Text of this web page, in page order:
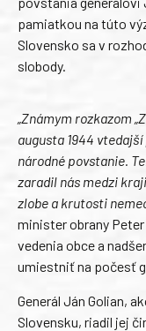
pamiatkou na túto
Slovensko sa v
slobody.
„Známym rozkazom
augusta 1944
národné povstanie.
zaradil nás medzi
zlobe a krutosti
minister obrany
vedenia obce a
umiestniť na počesť
Generál Ján Golian,
Slovensku, riadil jej